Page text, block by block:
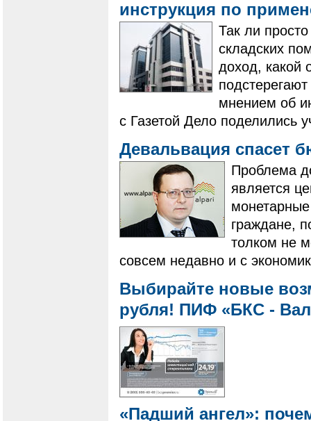
инструкция по
Так ли
складских
доход, какой
мнением об
с Газетой Дело поделились
Девальвация спасет
Проблема
является
граждане,
толком не
совсем недавно и с
Выбирайте новые
рубля! ПИФ «БКС -
«Падший ангел»: